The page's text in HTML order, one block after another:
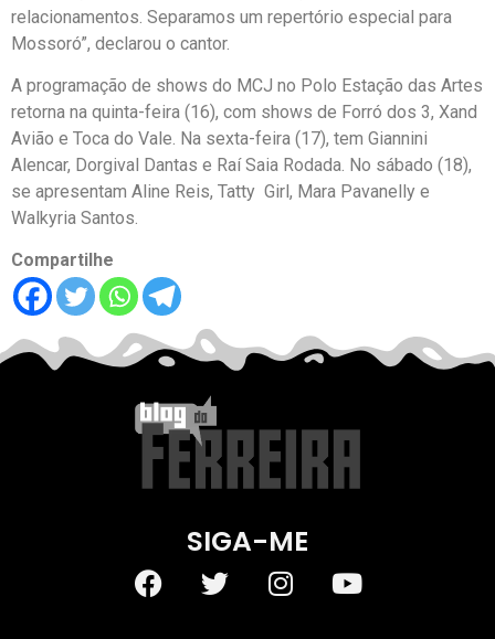
relacionamentos. Separamos um repertório especial para
Mossoró”, declarou o cantor.
A programação de shows do MCJ no Polo Estação das Artes
retorna na quinta-feira (16), com shows de Forró dos 3, Xand
Avião e Toca do Vale. Na sexta-feira (17), tem Giannini
Alencar, Dorgival Dantas e Raí Saia Rodada. No sábado (18),
se apresentam Aline Reis, Tatty Girl, Mara Pavanelly e
Walkyria Santos.
Compartilhe
SIGA-ME